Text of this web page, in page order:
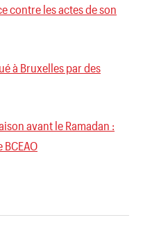
contre les actes de son
à Bruxelles par des
avant le Ramadan :